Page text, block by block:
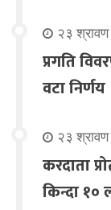
२३
प्रगति
वटा निर्णय
२३
करदाता
किन्दा १०